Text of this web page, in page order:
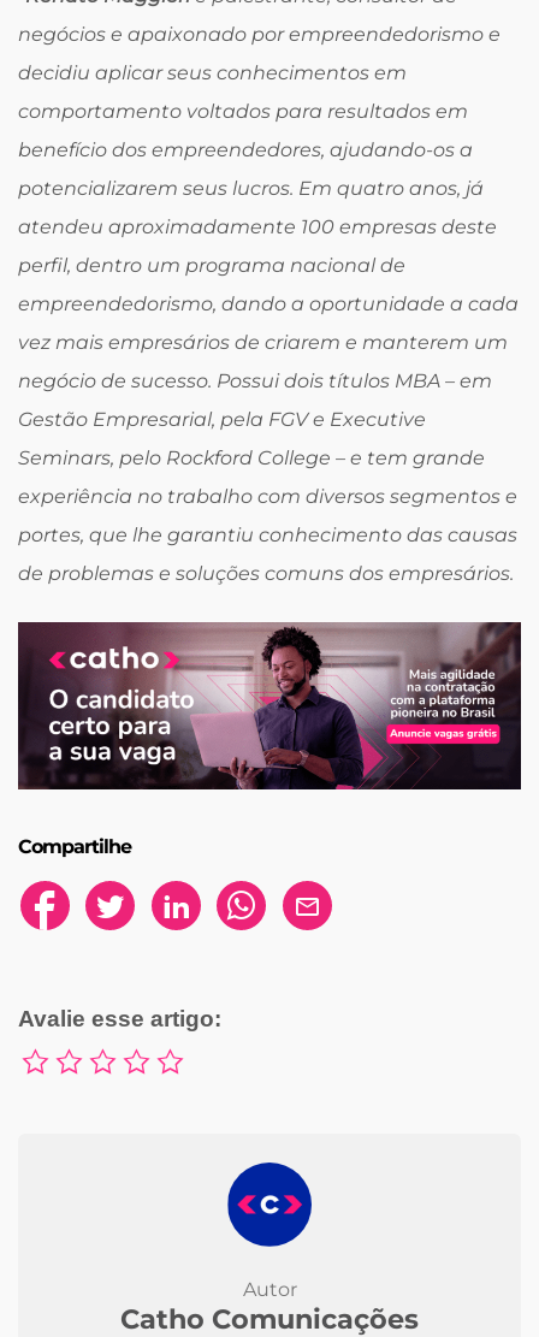
negócios e apaixonado por empreendedorismo e
decidiu aplicar seus conhecimentos em
comportamento voltados para resultados em
benefício dos empreendedores, ajudando-os a
potencializarem seus lucros. Em quatro anos, já
atendeu aproximadamente 100 empresas deste
perfil, dentro um programa nacional de
empreendedorismo, dando a oportunidade a cada
vez mais empresários de criarem e manterem um
negócio de sucesso. Possui dois títulos MBA – em
Gestão Empresarial, pela FGV e Executive
Seminars, pelo Rockford College – e tem grande
experiência no trabalho com diversos segmentos e
portes, que lhe garantiu conhecimento das causas
de problemas e soluções comuns dos empresários.
Compartilhe
Avalie esse artigo:
Autor
Catho Comunicações